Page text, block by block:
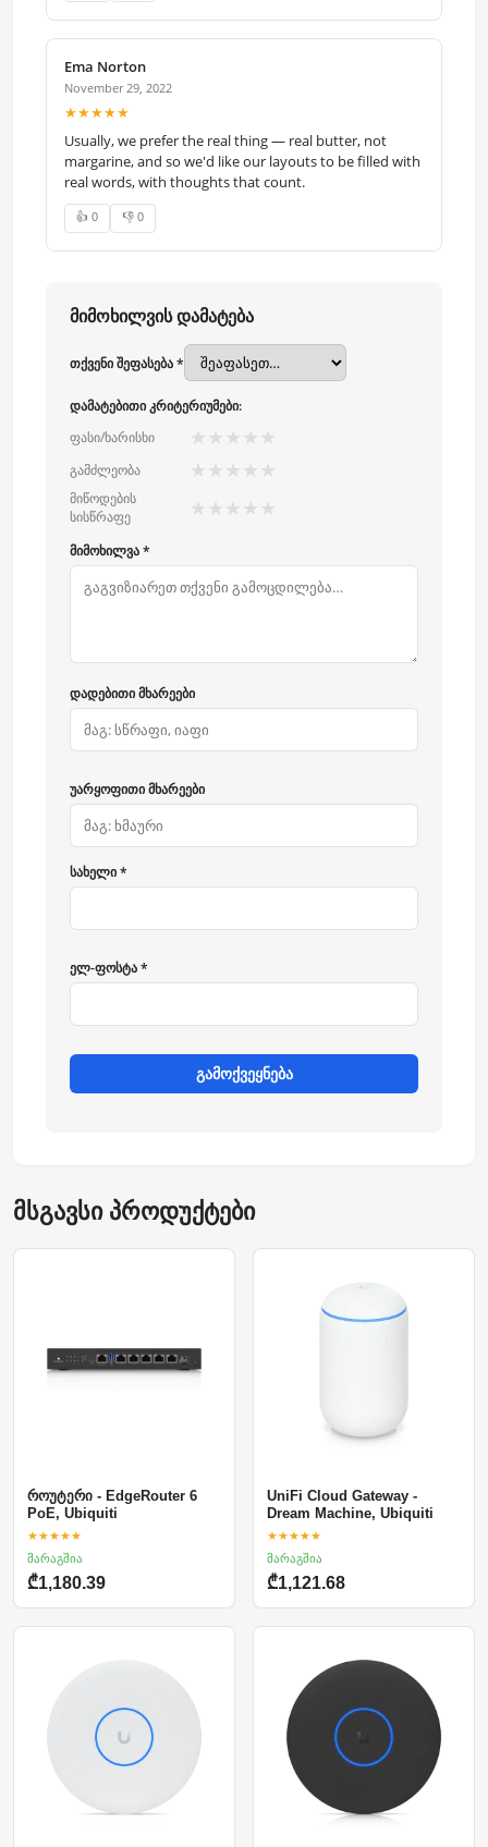
Ema Norton
November 29, 2022
★★★★★
Usually, we prefer the real thing — real butter, not
margarine, and so we'd like our layouts to be filled with
real words, with thoughts that count.
👍 0 👎 0
მიმოხილვის დამატება
თქვენი შეფასება *
დამატებითი კრიტერიუმები:
ფასი/ხარისხი
★ ★ ★ ★ ★
გამძლეობა ★ ★ ★ ★ ★
მიწოდების
სისწრაფე
★ ★ ★ ★ ★
მიმოხილვა *
დადებითი მხარეები
უარყოფითი მხარეები
სახელი *
ელ-ფოსტა *
გამოქვეყნება
მსგავსი პროდუქტები
როუტერი - EdgeRouter 6
PoE, Ubiquiti
★★★★★
მარაგშია
₾1,180.39
UniFi Cloud Gateway -
Dream Machine, Ubiquiti
★★★★★
მარაგშია
₾1,121.68